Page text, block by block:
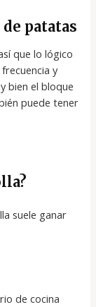
patatas
que lo lógico
y
bien el bloque
puede tener
suele ganar
de cocina